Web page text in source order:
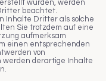
wurden, werden
beachtet.
Inhalte Dritter als solche
Sie trotzdem auf eine
aufmerksam
einen entsprechenden
von
werden derartige Inhalte